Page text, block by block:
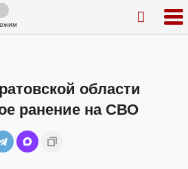
области
ранение на СВО